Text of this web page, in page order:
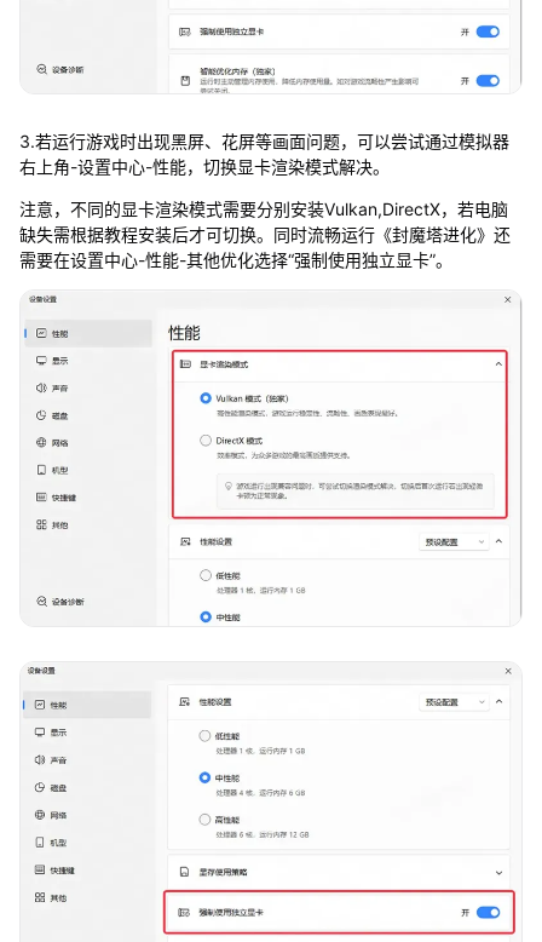
3.若运行游戏时出现黑屏、花屏等画面问题，可以尝试通过模拟器
右上角-设置中心-性能，切换显卡渲染模式解决。
注意，不同的显卡渲染模式需要分别安装Vulkan,DirectX，若电脑
缺失需根据教程安装后才可切换。同时流畅运行《封魔塔进化》还
需要在设置中心-性能-其他优化选择“强制使用独立显卡”。